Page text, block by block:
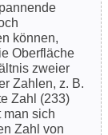
können,
Oberfläche
zweier
Zahlen, z. B.
Zahl (233)
man sich
Zahl von